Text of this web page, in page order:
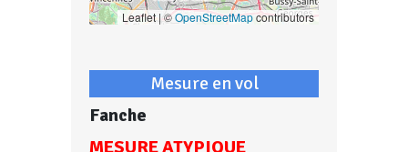
Leaflet | ©OpenStreetMapcontributors
Mesure en vol
Fanche
MESURE ATYPIQUE